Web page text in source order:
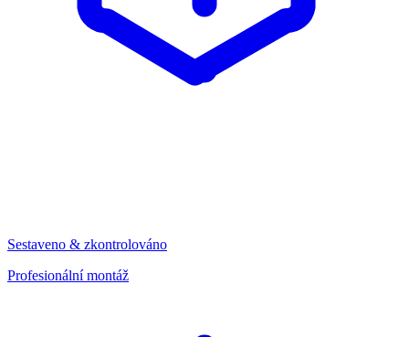
Sestaveno & zkontrolováno
Profesionální montáž